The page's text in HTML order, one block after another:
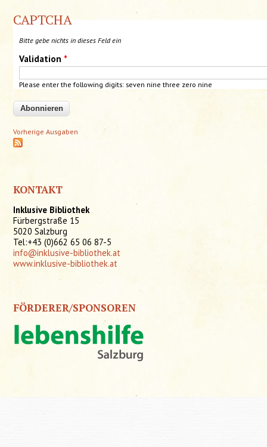
CAPTCHA
Bitte gebe nichts in dieses Feld ein
Validation *
Please enter the following digits: seven nine three zero nine
Vorherige Ausgaben
KONTAKT
Inklusive Bibliothek
Fürbergstraße 15
5020 Salzburg
Tel:+43 (0)662 65 06 87-5
info@inklusive-bibliothek.at
www.inklusive-bibliothek.at
FÖRDERER/SPONSOREN